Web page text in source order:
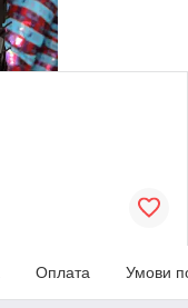
Оплата Умови